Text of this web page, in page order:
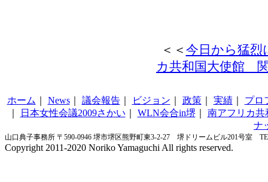
＜＜ 今日から猛
カ共和国大使館
ホーム News｜ 議会報告｜ ビジョン 政策｜ 実績｜ プロ
日本女性会議2009さかい WLN会合in堺
南アフリカ共
ナ
山口典子事務所 〒590-0946 堺市堺区熊野町東3-2-27 堺ドリームビル201号室
Copyright 2011-2020 Noriko Yamaguchi All rights reserved.